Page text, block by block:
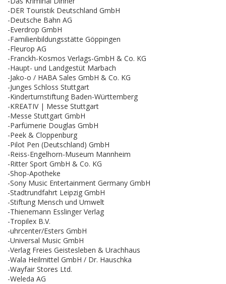
-DER Touristik Deutschland GmbH
-Deutsche Bahn AG
-Everdrop GmbH
-Familienbildungsstätte Göppingen
-Fleurop AG
-Franckh-Kosmos Verlags-GmbH & Co. KG
-Haupt- und Landgestüt Marbach
-Jako-o / HABA Sales GmbH & Co. KG
-Junges Schloss Stuttgart
-Kinderturnstiftung Baden-Württemberg
-KREATIV | Messe Stuttgart
-Messe Stuttgart GmbH
-Parfümerie Douglas GmbH
-Peek & Cloppenburg
-Pilot Pen (Deutschland) GmbH
-Reiss-Engelhorn-Museum Mannheim
-Ritter Sport GmbH & Co. KG
-Shop-Apotheke
-Sony Music Entertainment Germany GmbH
-Stadtrundfahrt Leipzig GmbH
-Stiftung Mensch und Umwelt
-Thienemann Esslinger Verlag
-Tropilex B.V.
-uhrcenter/Esters GmbH
-Universal Music GmbH
-Verlag Freies Geistesleben & Urachhaus
-Wala Heilmittel GmbH / Dr. Hauschka
-Wayfair Stores Ltd.
-Weleda AG